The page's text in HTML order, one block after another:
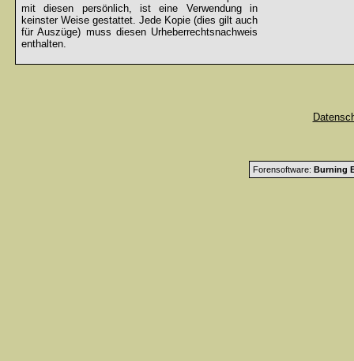
mit diesen persönlich, ist eine Verwendung in
keinster Weise gestattet. Jede Kopie (dies gilt auch
für Auszüge) muss diesen Urheberrechtsnachweis
enthalten.
Forensoftware: Burning